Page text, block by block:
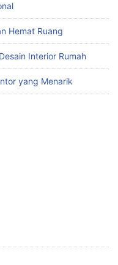
Hemat Ruang
Interior Rumah
yang Menarik